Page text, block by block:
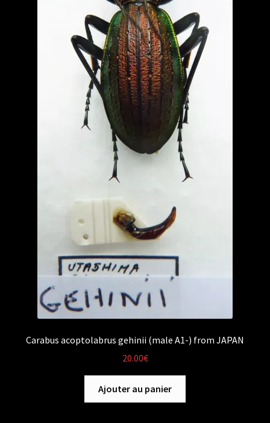
Carabus acoptolabrus gehinii (male A1-) from JAPAN
20.00€
Ajouter au panier